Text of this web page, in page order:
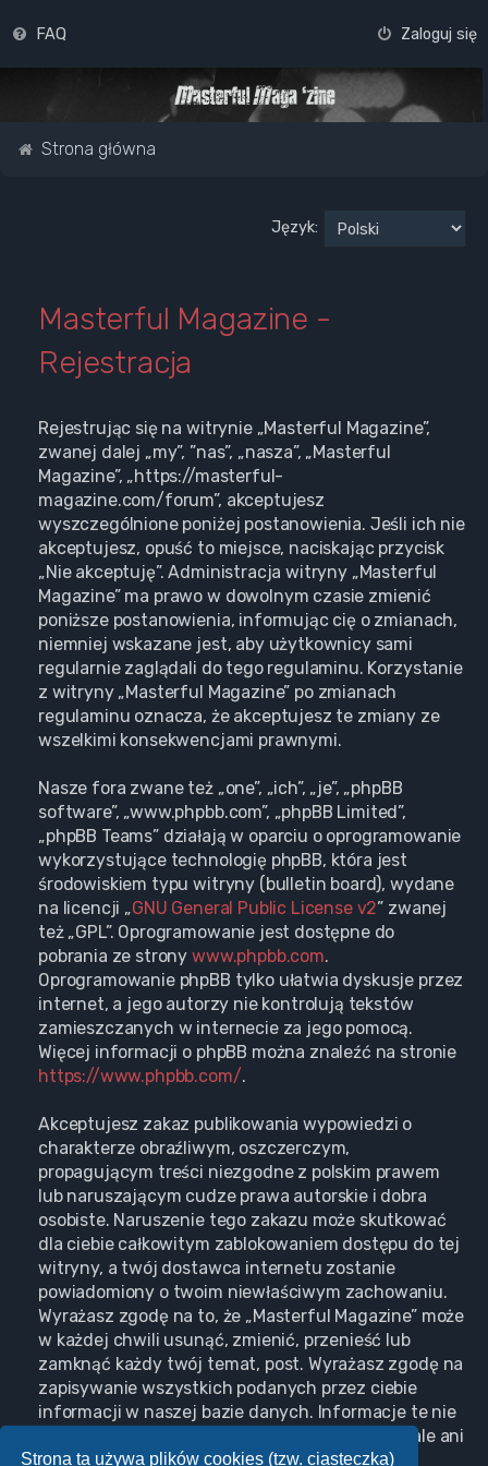
Strona ta używa plików cookies (tzw. ciasteczka)
FAQ Zaloguj się
Strona główna
Język:
Masterful Magazine -
Rejestracja
Rejestrując się na witrynie „Masterful Magazine”,
zwanej dalej „my”, ”nas”, „nasza”, „Masterful
Magazine”, „https://masterful-
magazine.com/forum”, akceptujesz
wyszczególnione poniżej postanowienia. Jeśli ich nie
akceptujesz, opuść to miejsce, naciskając przycisk
„Nie akceptuję”. Administracja witryny „Masterful
Magazine” ma prawo w dowolnym czasie zmienić
poniższe postanowienia, informując cię o zmianach,
niemniej wskazane jest, aby użytkownicy sami
regularnie zaglądali do tego regulaminu. Korzystanie
z witryny „Masterful Magazine” po zmianach
regulaminu oznacza, że akceptujesz te zmiany ze
wszelkimi konsekwencjami prawnymi.
Nasze fora zwane też „one”, „ich”, „je”, „phpBB
software”, „www.phpbb.com”, „phpBB Limited”,
„phpBB Teams” działają w oparciu o oprogramowanie
wykorzystujące technologię phpBB, która jest
środowiskiem typu witryny (bulletin board), wydane
na licencji „GNU General Public License v2” zwanej
też „GPL”. Oprogramowanie jest dostępne do
pobrania ze strony www.phpbb.com.
Oprogramowanie phpBB tylko ułatwia dyskusje przez
internet, a jego autorzy nie kontrolują tekstów
zamieszczanych w internecie za jego pomocą.
Więcej informacji o phpBB można znaleźć na stronie
https://www.phpbb.com/.
Akceptujesz zakaz publikowania wypowiedzi o
charakterze obraźliwym, oszczerczym,
propagującym treści niezgodne z polskim prawem
lub naruszającym cudze prawa autorskie i dobra
osobiste. Naruszenie tego zakazu może skutkować
dla ciebie całkowitym zablokowaniem dostępu do tej
witryny, a twój dostawca internetu zostanie
powiadomiony o twoim niewłaściwym zachowaniu.
Wyrażasz zgodę na to, że „Masterful Magazine” może
w każdej chwili usunąć, zmienić, przenieść lub
zamknąć każdy twój temat, post. Wyrażasz zgodę na
zapisywanie wszystkich podanych przez ciebie
informacji w naszej bazie danych. Informacje te nie
będą przekazywane nikomu bez twojej zgody, ale ani
„Masterful Magazine”, ani phpBB nie ponosi